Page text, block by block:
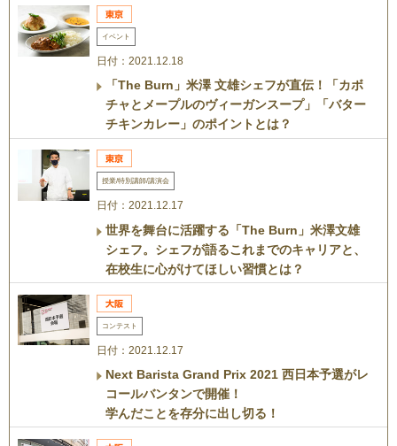
イベント
日付：2021.12.18
「The Burn」米澤 文雄シェフが直伝！「カボ
チャとメープルのヴィーガンスープ」「バター
チキンカレー」のポイントとは？
授業/特別講師/講演会
日付：2021.12.17
世界を舞台に活躍する「The Burn」米澤文雄
シェフ。シェフが語るこれまでのキャリアと、
在校生に心がけてほしい習慣とは？
コンテスト
日付：2021.12.17
Next Barista Grand Prix 2021 西日本予選がレ
コールバンタンで開催！
学んだことを存分に出し切る！